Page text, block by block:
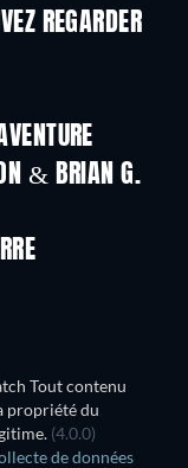
REGARDER
& BRIAN G.
Tout contenu
propriété du
(4.0.0)
de données